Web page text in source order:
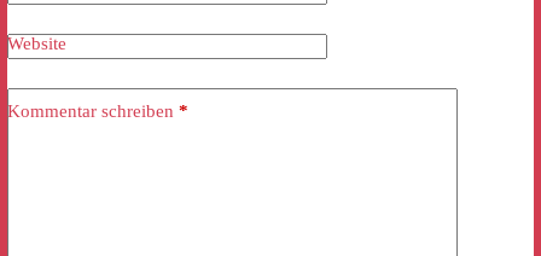
Website
Kommentar schreiben *